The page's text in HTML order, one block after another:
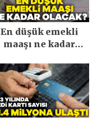
En düşük emekli
maaşı ne kadar